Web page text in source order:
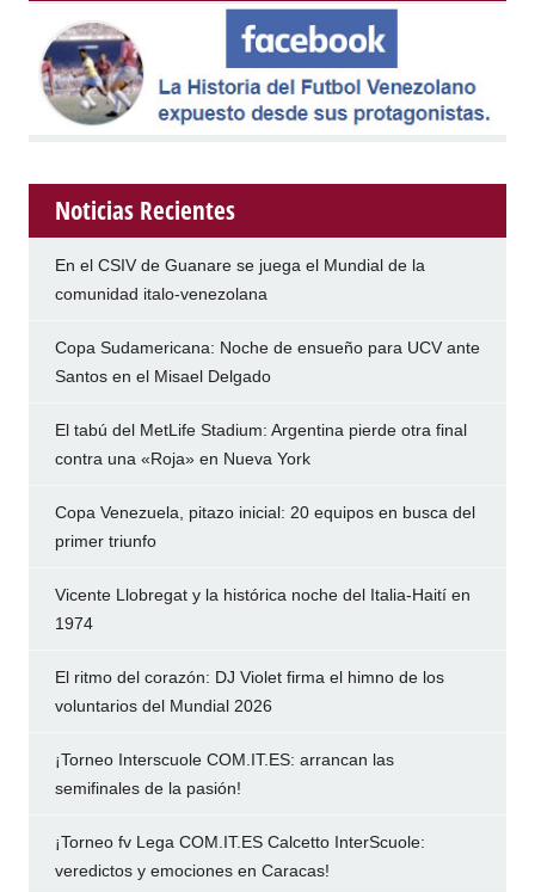
Noticias Recientes
En el CSIV de Guanare se juega el Mundial de la
comunidad italo-venezolana
Copa Sudamericana: Noche de ensueño para UCV ante
Santos en el Misael Delgado
El tabú del MetLife Stadium: Argentina pierde otra final
contra una «Roja» en Nueva York
Copa Venezuela, pitazo inicial: 20 equipos en busca del
primer triunfo
Vicente Llobregat y la histórica noche del Italia-Haití en
1974
El ritmo del corazón: DJ Violet firma el himno de los
voluntarios del Mundial 2026
¡Torneo Interscuole COM.IT.ES: arrancan las
semifinales de la pasión!
¡Torneo fv Lega COM.IT.ES Calcetto InterScuole:
veredictos y emociones en Caracas!